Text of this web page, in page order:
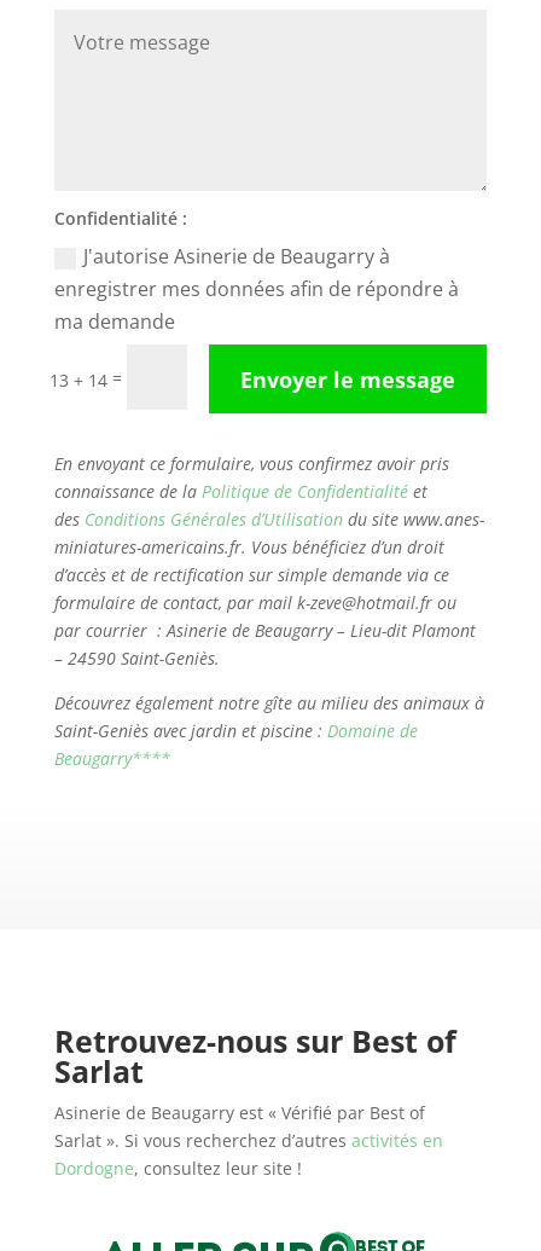
Confidentialité :
J'autorise Asinerie de Beaugarry à
enregistrer mes données afin de répondre à
ma demande
13 + 14 = Envoyer le message
En envoyant ce formulaire, vous confirmez avoir pris
connaissance de la Politique de Confidentialitéet
des Conditions Générales d’Utilisationdu site www.anes-
miniatures-americains.fr. Vous bénéficiez d’un droit
d’accès et de rectification sur simple demande via ce
formulaire de contact, par mail k-zeve@hotmail.fr ou
par courrier : Asinerie de Beaugarry – Lieu-dit Plamont
– 24590 Saint-Geniès.
Découvrez également notre gîte au milieu des animaux à
Saint-Geniès avec jardin et piscine : Domaine de
Beaugarry****
Retrouvez-nous sur Best of
Sarlat
Asinerie de Beaugarry est « Vérifié par Best of
Sarlat ». Si vous recherchez d’autres activités en
Dordogne, consultez leur site !